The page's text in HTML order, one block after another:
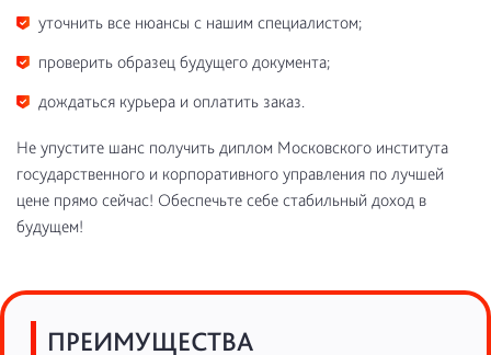
уточнить все нюансы с нашим специалистом;
проверить образец будущего документа;
дождаться курьера и оплатить заказ.
Не упустите шанс получить диплом Московского института
государственного и корпоративного управления по лучшей
цене прямо сейчас! Обеспечьте себе стабильный доход в
будущем!
ПРЕИМУЩЕСТВА